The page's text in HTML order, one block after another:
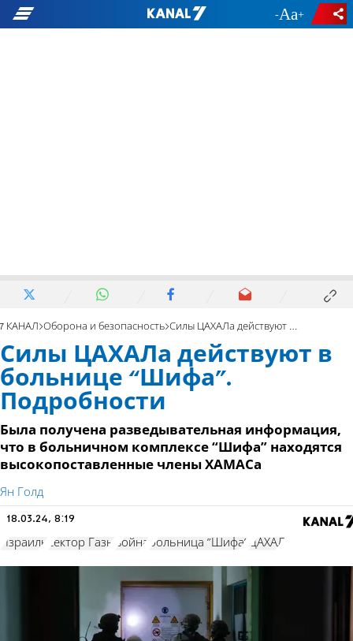
- +
7 КАНАЛ Оборона и безопасность Силы ЦАХАЛа действуют в больнице “Шифа”. Подробности
Силы ЦАХАЛа действуют в
больнице “Шифа”.
Подробности
Была получена разведывательная информация,
что в больничном комплексе “Шифа” находятся
высокопоставленные члены ХАМАСа
Ян Голд
18.03.24, 8:19
Израиль сектор Газы война больница "Шифа" ЦАХАЛ